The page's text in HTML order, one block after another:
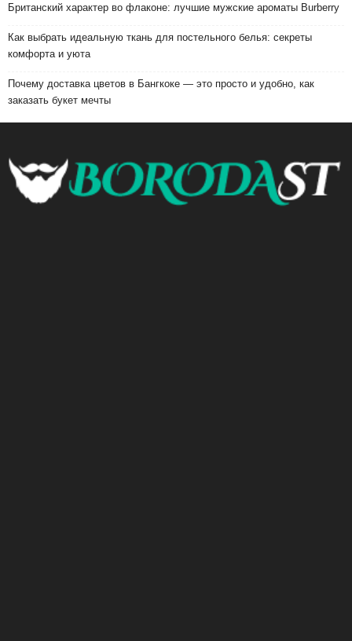
Британский характер во флаконе: лучшие мужские ароматы Burberry
Как выбрать идеальную ткань для постельного белья: секреты
комфорта и уюта
Почему доставка цветов в Бангкоке — это просто и удобно, как
заказать букет мечты